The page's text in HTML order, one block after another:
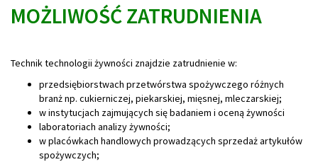
MOŻLIWOŚĆ ZATRUDNIENIA
Technik technologii żywności znajdzie zatrudnienie w:
przedsiębiorstwach przetwórstwa spożywczego różnych
branż np. cukierniczej, piekarskiej, mięsnej, mleczarskiej;
w instytucjach zajmujących się badaniem i oceną żywności
laboratoriach analizy żywności;
w placówkach handlowych prowadzących sprzedaż artykułów
spożywczych;